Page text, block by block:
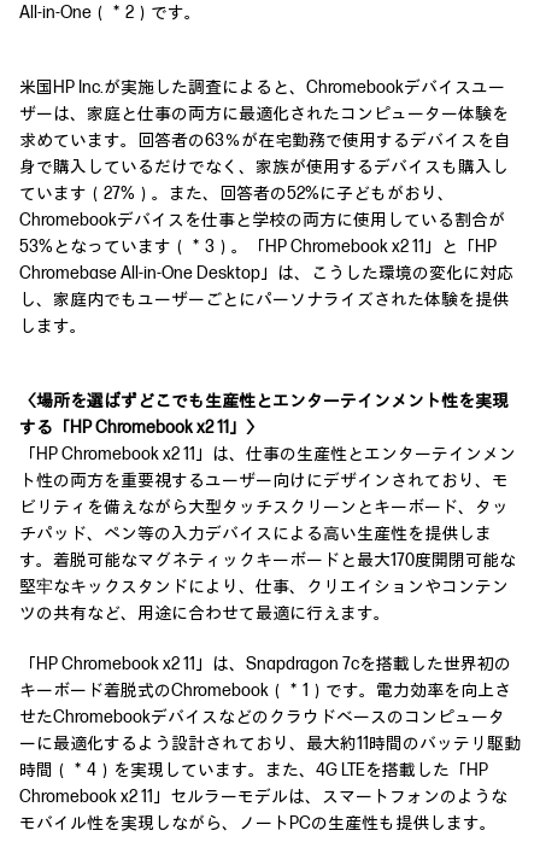
All-in-One（＊2）です。
米国HP Inc.が実施した調査によると、Chromebookデバイスユー
ザーは、家庭と仕事の両方に最適化されたコンピューター体験を
求めています。回答者の63％が在宅勤務で使用するデバイスを自
身で購入しているだけでなく、家族が使用するデバイスも購入し
ています（27%）。また、回答者の52%に子どもがおり、
Chromebookデバイスを仕事と学校の両方に使用している割合が
53%となっています（＊3）。「HP Chromebook x2 11」と「HP
Chromebase All-in-One Desktop」は、こうした環境の変化に対応
し、家庭内でもユーザーごとにパーソナライズされた体験を提供
します。
〈場所を選ばずどこでも生産性とエンターテインメント性を実現
する「HP Chromebook x2 11」〉
「HP Chromebook x2 11」は、仕事の生産性とエンターテインメン
ト性の両方を重要視するユーザー向けにデザインされており、モ
ビリティを備えながら大型タッチスクリーンとキーボード、タッ
チパッド、ペン等の入力デバイスによる高い生産性を提供しま
す。着脱可能なマグネティックキーボードと最大170度開閉可能な
堅牢なキックスタンドにより、仕事、クリエイションやコンテン
ツの共有など、用途に合わせて最適に行えます。
「HP Chromebook x2 11」は、Snapdragon 7cを搭載した世界初の
キーボード着脱式のChromebook（＊1）です。電力効率を向上さ
せたChromebookデバイスなどのクラウドベースのコンピュータ
ーに最適化するよう設計されており、最大約11時間のバッテリ駆動
時間（＊4）を実現しています。また、4G LTEを搭載した「HP
Chromebook x2 11」セルラーモデルは、スマートフォンのような
モバイル性を実現しながら、ノートPCの生産性も提供します。